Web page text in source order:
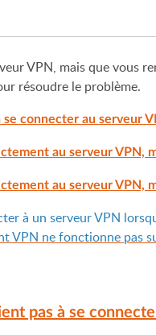
VPN, mais que vous
résoudre le problème.
connecter au serveur
au serveur VPN,
au serveur VPN,
à un serveur VPN
VPN ne fonctionne pas
pas à se